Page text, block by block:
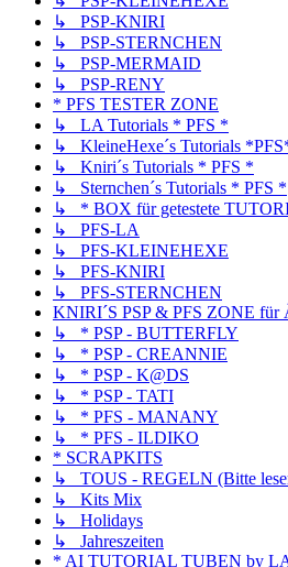
↳ PSP-KNIRI
↳ PSP-STERNCHEN
↳ PSP-MERMAID
↳ PSP-RENY
* PFS TESTER ZONE
↳ LA Tutorials * PFS *
↳ KleineHexe´s Tutorials
↳ Kniri´s Tutorials * PFS *
↳ Sternchen´s Tutorials * PFS *
↳ * BOX für getestete
↳ PFS-LA
↳ PFS-KLEINEHEXE
↳ PFS-KNIRI
↳ PFS-STERNCHEN
KNIRI´S PSP & PFS ZONE
↳ * PSP - BUTTERFLY
↳ * PSP - CREANNIE
↳ * PSP - K@DS
↳ * PSP - TATI
↳ * PFS - MANANY
↳ * PFS - ILDIKO
* SCRAPKITS
↳ TOUS - REGELN (Bitte
↳ Kits Mix
↳ Holidays
↳ Jahreszeiten
* AI TUTORIAL TUBEN by